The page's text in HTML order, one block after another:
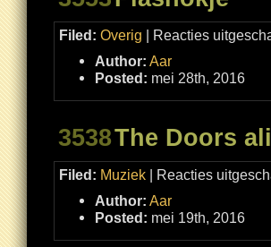
Filed: Overig | Reacties
Author: Aar
Posted: mei 28th, 2016
3538The Doors
Filed: Muziek | Reacties
Author: Aar
Posted: mei 19th, 2016